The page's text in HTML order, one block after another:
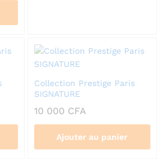
Collection Prestige Paris
SIGNATURE
10 000 CFA
Ajouter au panier